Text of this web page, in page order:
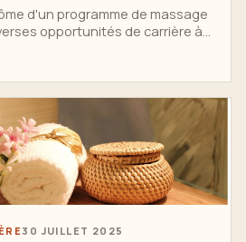
d'un programme de massage
opportunités de carrière à
au travail corporel et...
30 JUILLET 2025